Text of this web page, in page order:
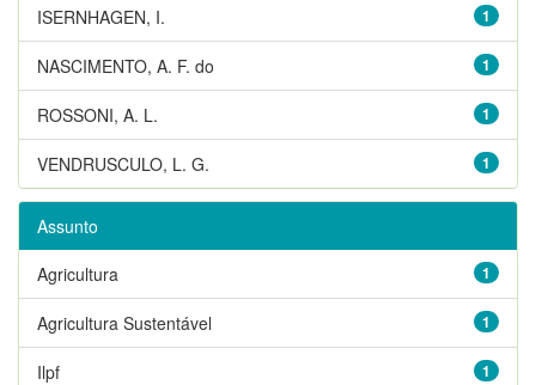
1
ISERNHAGEN, I.
1
NASCIMENTO, A. F. do
1
ROSSONI, A. L.
1
VENDRUSCULO, L. G.
Assunto
1
Agricultura
1
Agricultura Sustentável
1
Ilpf